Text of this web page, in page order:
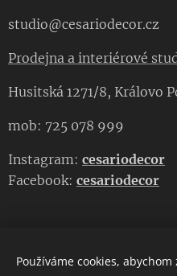
studio@cesariodecor.cz
Prodejna a interiérové
Husitská 1271/8, Královo
mob: 725 078 999
Instagram: cesariodecor
Facebook: cesariodecor
Používáme cookies,